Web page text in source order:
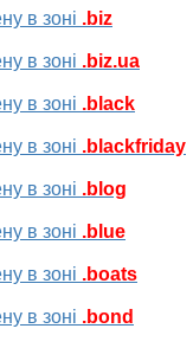
в зоні .biz
в зоні .biz.ua
в зоні .black
в зоні .blackfriday
в зоні .blog
в зоні .blue
в зоні .boats
в зоні .bond